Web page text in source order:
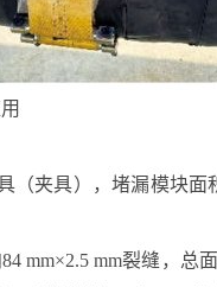
夹具），堵漏模块面
mm×2.5 mm裂缝，总